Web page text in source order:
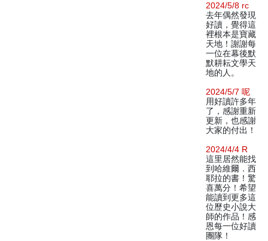
2024/5/8 rc
去年偶然發現
好讀，覺得這
裡根本是寶藏
天地！謝謝每
一位在幕後默
默耕耘文學天
地的人。
2024/5/7 呢
用好讀許多年
了，感謝重新
更新，也感謝
大家的付出！
2024/4/4 R
這里居然能找
到哈維爾．西
耶拉的書！驚
喜萬分！希望
能讀到更多這
位歷史小說大
師的作品！感
恩每一位好讀
團隊！